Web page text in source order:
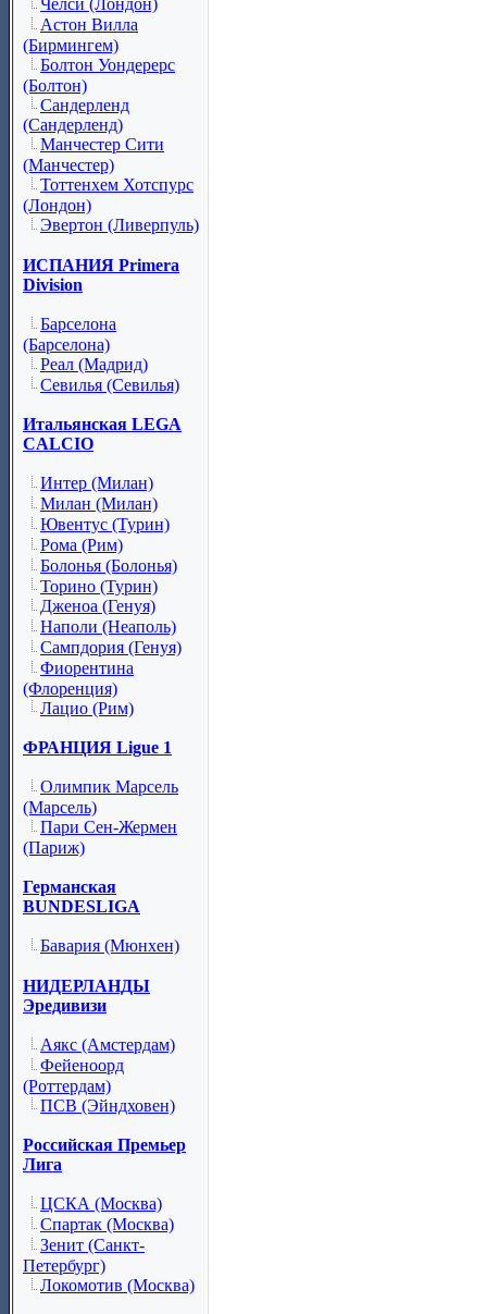
Челси (Лондон)
Астон Вилла
(Бирмингем)
Болтон Уондерерс
(Болтон)
Сандерленд
(Сандерленд)
Манчестер Сити
(Манчестер)
Тоттенхем Хотспурс
(Лондон)
Эвертон (Ливерпуль)
ИСПАНИЯ Primera
Division
Барселона
(Барселона)
Реал (Мадрид)
Севилья (Севилья)
Итальянская LEGA
CALCIO
Интер (Милан)
Милан (Милан)
Ювентус (Турин)
Рома (Рим)
Болонья (Болонья)
Торино (Турин)
Дженоа (Генуя)
Наполи (Неаполь)
Сампдория (Генуя)
Фиорентина
(Флоренция)
Лацио (Рим)
ФРАНЦИЯ Ligue 1
Олимпик Марсель
(Марсель)
Пари Сен-Жермен
(Париж)
Германская
BUNDESLIGA
Бавария (Мюнхен)
НИДЕРЛАНДЫ
Эредивизи
Аякс (Амстердам)
Фейеноорд
(Роттердам)
ПСВ (Эйндховен)
Российская Премьер
Лига
ЦСКА (Москва)
Спартак (Москва)
Зенит (Санкт-
Петербург)
Локомотив (Москва)